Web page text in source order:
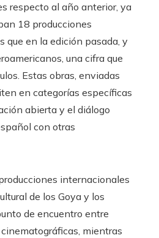
respecto al año anterior, ya
18 producciones
que en la edición pasada, y
una cifra que
Estas obras, enviadas
en categorías específicas
abierta y el diálogo
con otras
internacionales
de los Goya y los
de encuentro entre
mientras